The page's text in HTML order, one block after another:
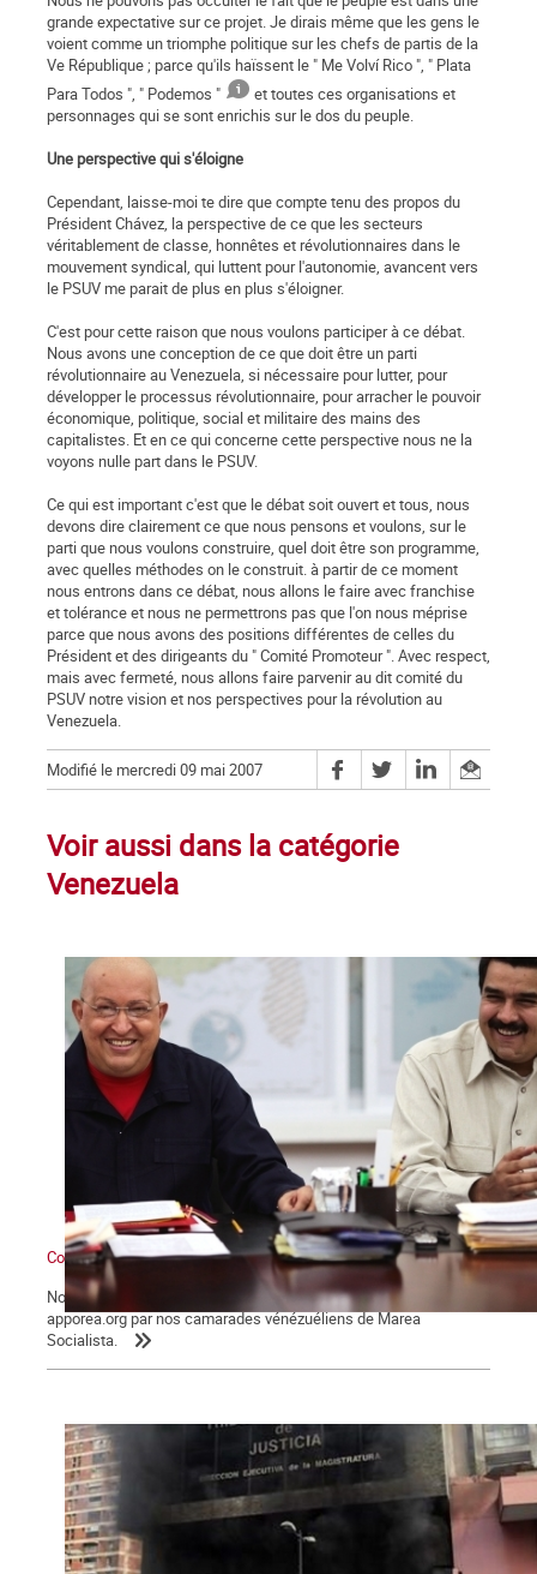
grande expectative sur ce projet. Je dirais même que les gens le
voient comme un triomphe politique sur les chefs de partis de la
Ve République ; parce qu'ils haïssent le " Me Volví Rico ", " Plata
Para Todos ", " Podemos "
et toutes ces organisations et
personnages qui se sont enrichis sur le dos du peuple.
Une perspective qui s'éloigne
Cependant, laisse-moi te dire que compte tenu des propos du
Président Chávez, la perspective de ce que les secteurs
véritablement de classe, honnêtes et révolutionnaires dans le
mouvement syndical, qui luttent pour l'autonomie, avancent vers
le PSUV me parait de plus en plus s'éloigner.
C'est pour cette raison que nous voulons participer à ce débat.
Nous avons une conception de ce que doit être un parti
révolutionnaire au Venezuela, si nécessaire pour lutter, pour
développer le processus révolutionnaire, pour arracher le pouvoir
économique, politique, social et militaire des mains des
capitalistes. Et en ce qui concerne cette perspective nous ne la
voyons nulle part dans le PSUV.
Ce qui est important c'est que le débat soit ouvert et tous, nous
devons dire clairement ce que nous pensons et voulons, sur le
parti que nous voulons construire, quel doit être son programme,
avec quelles méthodes on le construit. à partir de ce moment
nous entrons dans ce débat, nous allons le faire avec franchise
et tolérance et nous ne permettrons pas que l'on nous méprise
parce que nous avons des positions différentes de celles du
Président et des dirigeants du " Comité Promoteur ". Avec respect,
mais avec fermeté, nous allons faire parvenir au dit comité du
PSUV notre vision et nos perspectives pour la révolution au
Venezuela.
Modifié le mercredi 09 mai 2007
Voir aussi dans la catégorie
Venezuela
Contre l’interventionnisme et les menaces militaires impérialistes
Nous reproduisons des extraits du texte publié sur le site
apporea.org par nos camarades vénézuéliens de Marea
Socialista.